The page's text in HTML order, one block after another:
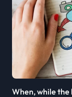
When, while the